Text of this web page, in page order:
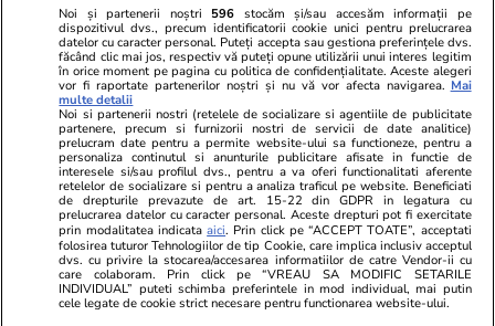
PARTENERI
GSP.ro GSP.ro
Noi și partenerii noștri 596 stocăm și/sau accesăm informații pe
dispozitivul dvs., precum identificatorii cookie unici pentru prelucrarea
datelor cu caracter personal. Puteți accepta sau gestiona preferințele dvs.
făcând clic mai jos, respectiv vă puteți opune utilizării unui interes legitim
în orice moment pe pagina cu politica de confidențialitate. Aceste alegeri
vor fi raportate partenerilor noștri și nu vă vor afecta navigarea. Mai
multe detalii
Noi si partenerii nostri (retelele de socializare si agentiile de publicitate
partenere, precum si furnizorii nostri de servicii de date analitice)
prelucram date pentru a permite website-ului sa functioneze, pentru a
personaliza continutul si anunturile publicitare afisate in functie de
interesele si/sau profilul dvs., pentru a va oferi functionalitati aferente
retelelor de socializare si pentru a analiza traficul pe website. Beneficiati
de drepturile prevazute de art. 15-22 din GDPR in legatura cu
prelucrarea datelor cu caracter personal. Aceste drepturi pot fi exercitate
prin modalitatea indicataaici. Prin click pe “ACCEPT TOATE”, acceptati
folosirea tuturor Tehnologiilor de tip Cookie, care implica inclusiv acceptul
dvs. cu privire la stocarea/accesarea informatiilor de catre Vendor-ii cu
care colaboram. Prin click pe “VREAU SA MODIFIC SETARILE
INDIVIDUAL” puteti schimba preferintele in mod individual, mai putin
cele legate de cookie strict necesare pentru functionarea website-ului.